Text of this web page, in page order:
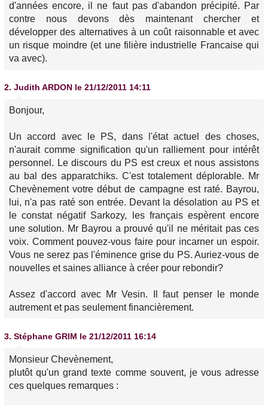
d'années encore, il ne faut pas d'abandon précipité. Par
contre nous devons dès maintenant chercher et
développer des alternatives à un coût raisonnable et avec
un risque moindre (et une filière industrielle Francaise qui
va avec).
2. Judith ARDON le 21/12/2011 14:11
Bonjour,
Un accord avec le PS, dans l'état actuel des choses,
n'aurait comme signification qu'un ralliement pour intérêt
personnel. Le discours du PS est creux et nous assistons
au bal des apparatchiks. C'est totalement déplorable. Mr
Chevènement votre début de campagne est raté. Bayrou,
lui, n'a pas raté son entrée. Devant la désolation au PS et
le constat négatif Sarkozy, les français espèrent encore
une solution. Mr Bayrou a prouvé qu'il ne méritait pas ces
voix. Comment pouvez-vous faire pour incarner un espoir.
Vous ne serez pas l'éminence grise du PS. Auriez-vous de
nouvelles et saines alliance à créer pour rebondir?
Assez d'accord avec Mr Vesin. Il faut penser le monde
autrement et pas seulement financièrement.
3. Stéphane GRIM le 21/12/2011 16:14
Monsieur Chevènement,
plutôt qu'un grand texte comme souvent, je vous adresse
ces quelques remarques :